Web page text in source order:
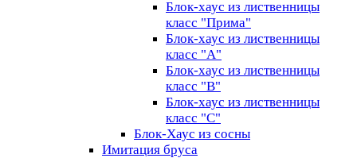
Блок-хаус из лиственницы
класс "Прима"
Блок-хаус из лиственницы
класс "А"
Блок-хаус из лиственницы
класс "B"
Блок-хаус из лиственницы
класс "C"
Блок-Хаус из сосны
Имитация бруса